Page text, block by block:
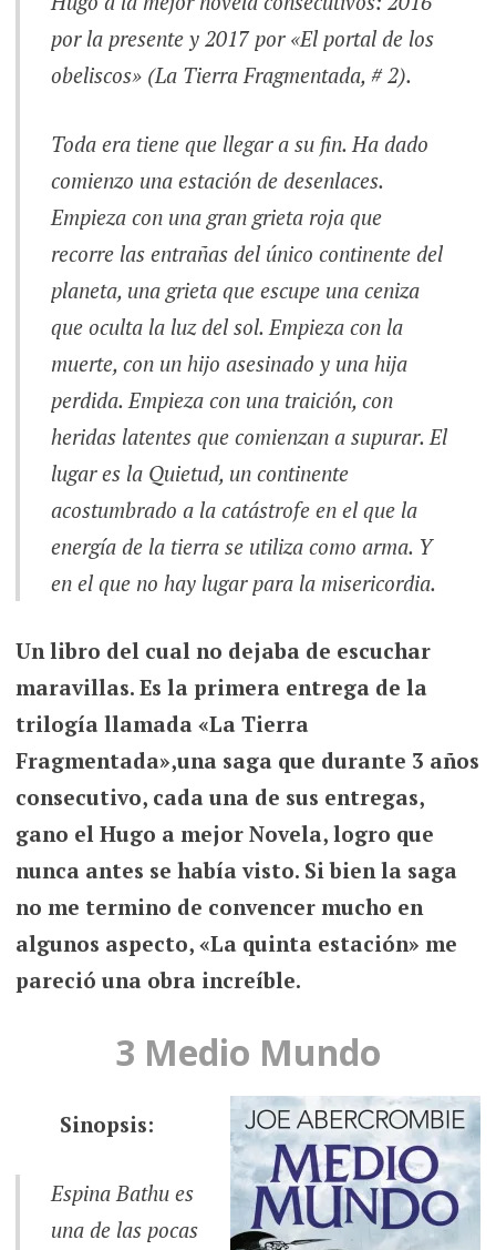
por la presente y 2017 por «El portal de los
obeliscos» (La Tierra Fragmentada, # 2).
Toda era tiene que llegar a su fin. Ha dado
comienzo una estación de desenlaces.
Empieza con una gran grieta roja que
recorre las entrañas del único continente del
planeta, una grieta que escupe una ceniza
que oculta la luz del sol. Empieza con la
muerte, con un hijo asesinado y una hija
perdida. Empieza con una traición, con
heridas latentes que comienzan a supurar. El
lugar es la Quietud, un continente
acostumbrado a la catástrofe en el que la
energía de la tierra se utiliza como arma. Y
en el que no hay lugar para la misericordia.
Un libro del cual no dejaba de escuchar
maravillas. Es la primera entrega de la
trilogía llamada «La Tierra
Fragmentada»,una saga que durante 3 años
consecutivo, cada una de sus entregas,
gano el Hugo a mejor Novela, logro que
nunca antes se había visto. Si bien la saga
no me termino de convencer mucho en
algunos aspecto, «La quinta estación» me
pareció una obra increíble.
3 Medio Mundo
Sinopsis:
Espina Bathu es
una de las pocas